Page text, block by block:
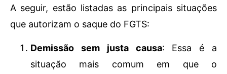
A seguir, estão listadas as principais situações
que autorizam o saque do FGTS:
Demissão sem justa causa: Essa é a
situação mais comum em que o